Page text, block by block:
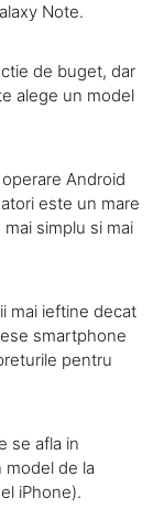
Note.
de buget, dar
alege un model
Android
este un mare
simplu si mai
mai ieftine decat
smartphone
pentru
se afla in
de la
iPhone).